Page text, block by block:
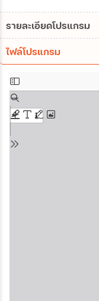
รายละเอียดโปรแกรม
ไฟล์โปรแกรม